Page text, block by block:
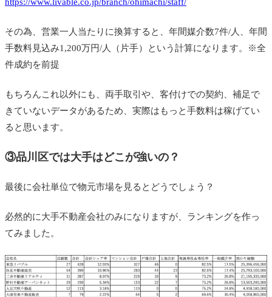
その為、営業一人当たりに換算すると、年間媒介数7件/人、年間
手数料見込み1,200万円/人（片手）という計算になります。※全
件成約を前提
もちろんこれ以外にも、両手取引や、客付けでの契約、補足で
きていないデータがあるため、実際はもっと手数料は稼げてい
ると思います。
③品川区では大手はどこが強いの？
最後に会社単位で物元市場を見るとどうでしょう？
必然的に大手不動産会社のみになりますが、ランキングを作っ
てみました。